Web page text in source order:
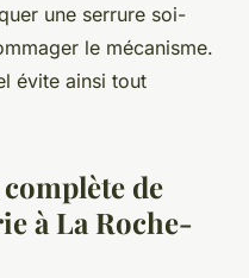
une serrure soi-
le mécanisme.
évite ainsi tout
de
à La Roche-